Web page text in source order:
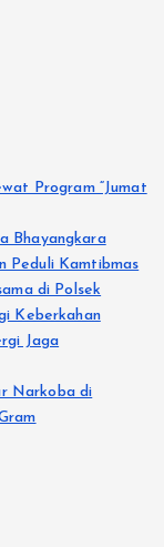
Program “Jumat
Bhayangkara
Peduli Kamtibmas
di Polsek
Keberkahan
Jaga
Narkoba di